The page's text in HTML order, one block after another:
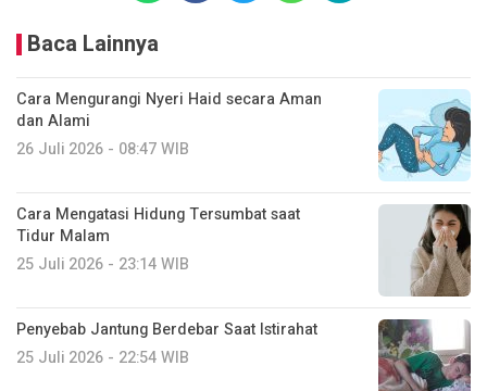
Baca Lainnya
Cara Mengurangi Nyeri Haid secara Aman
dan Alami
26 Juli 2026 - 08:47 WIB
Cara Mengatasi Hidung Tersumbat saat
Tidur Malam
25 Juli 2026 - 23:14 WIB
Penyebab Jantung Berdebar Saat Istirahat
25 Juli 2026 - 22:54 WIB